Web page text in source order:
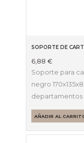
SOPORTE DE
6,88€
Soporte para
negro
departamentos
AÑADIR AL